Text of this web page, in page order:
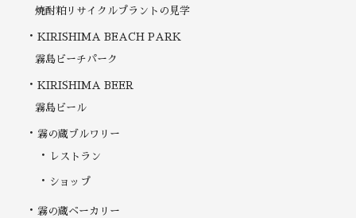
焼酎粕リサイクルプラントの見学
KIRISHIMA BEACH PARK
霧島ビーチパーク
KIRISHIMA BEER
霧島ビール
霧の蔵ブルワリー
レストラン
ショップ
霧の蔵ベーカリー